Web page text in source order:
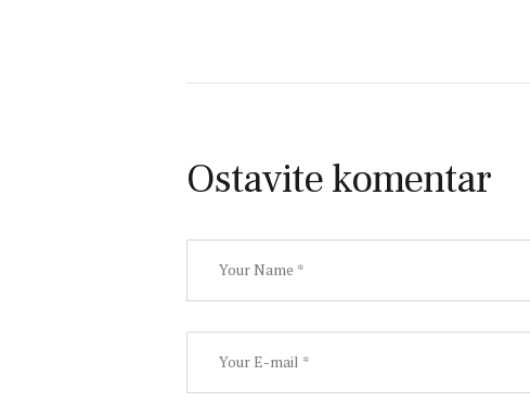
Ostavite komentar